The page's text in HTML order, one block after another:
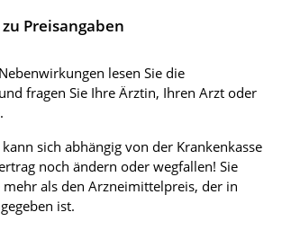
Preisangaben
lesen Sie die
fragen Sie Ihre Ärztin, Ihren Arzt oder
sich abhängig von der Krankenkasse
noch ändern oder wegfallen! Sie
als den Arzneimittelpreis, der in
ist.